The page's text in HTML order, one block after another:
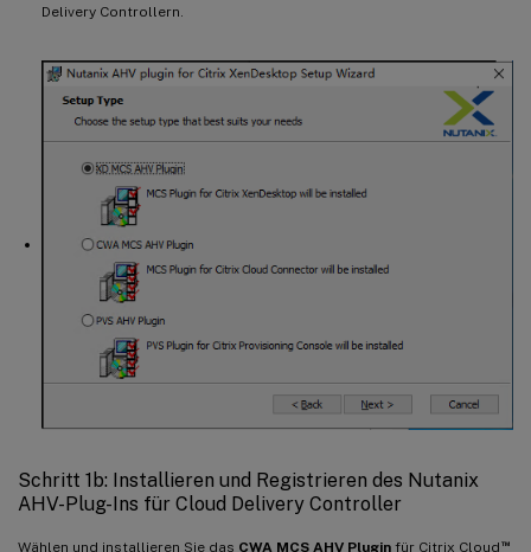
Delivery Controllern.
Schritt 1b: Installieren und Registrieren des Nutanix
AHV-Plug-Ins für Cloud Delivery Controller
Wählen und installieren Sie das CWA MCS AHV Plugin für Citrix Cloud ™